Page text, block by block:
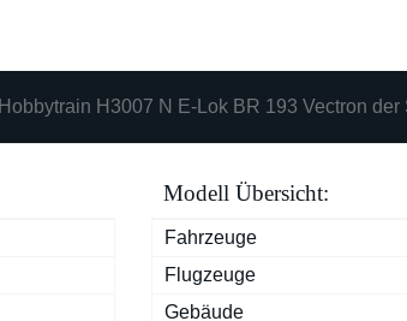
Hobbytrain H3007 N E-Lok BR 193 Vectron
Modell Übersicht:
Fahrzeuge
Flugzeuge
Gebäude